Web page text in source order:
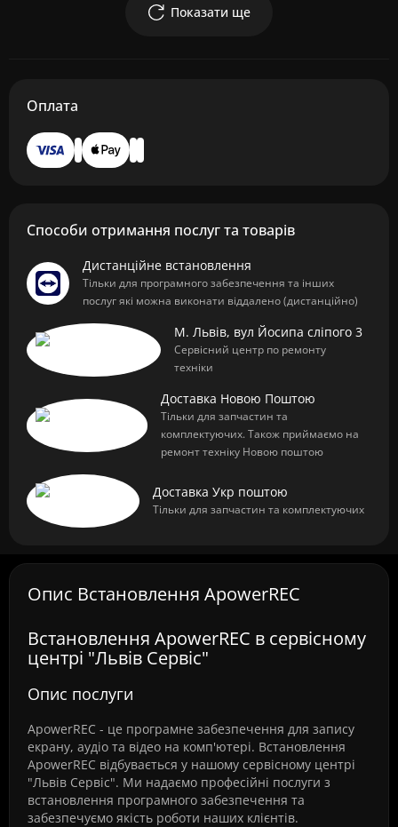
Показати ще
Оплата
Способи отримання послуг та товарів
Дистанційне встановлення
Тільки для програмного забезпечення та інших
послуг які можна виконати віддалено (дистанційно)
М. Львів, вул Йосипа сліпого 3
Сервісний центр по ремонту
техніки
Доставка Новою Поштою
Тільки для запчастин та
комплектуючих. Також приймаємо на
ремонт техніку Новою поштою
Доставка Укр поштою
Тільки для запчастин та комплектуючих
Опис Встановлення ApowerREC
Встановлення ApowerREC в сервісному
центрі "Львів Сервіс"
Опис послуги
ApowerREC - це програмне забезпечення для запису
екрану, аудіо та відео на комп'ютері. Встановлення
ApowerREC відбувається у нашому сервісному центрі
"Львів Сервіс". Ми надаємо професійні послуги з
встановлення програмного забезпечення та
забезпечуємо якість роботи наших клієнтів.